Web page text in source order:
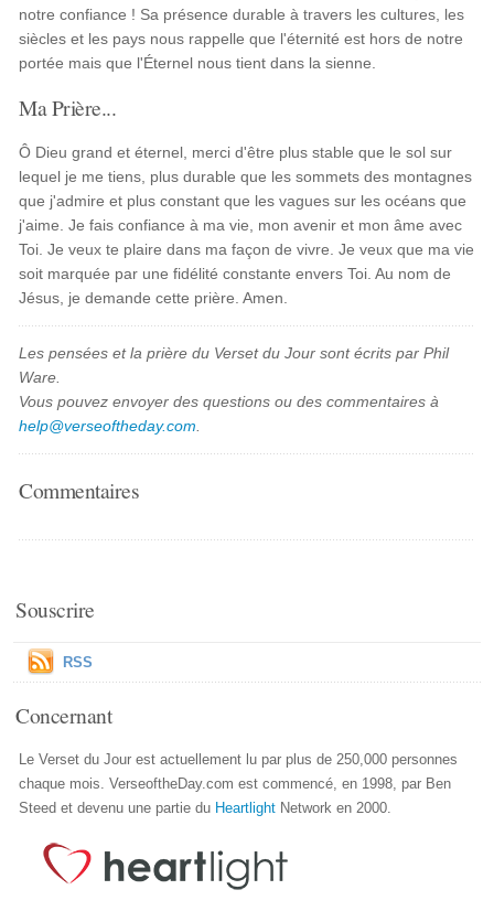
notre confiance ! Sa présence durable à travers les cultures, les
siècles et les pays nous rappelle que l'éternité est hors de notre
portée mais que l'Éternel nous tient dans la sienne.
Ma Prière...
Ô Dieu grand et éternel, merci d'être plus stable que le sol sur
lequel je me tiens, plus durable que les sommets des montagnes
que j'admire et plus constant que les vagues sur les océans que
j'aime. Je fais confiance à ma vie, mon avenir et mon âme avec
Toi. Je veux te plaire dans ma façon de vivre. Je veux que ma vie
soit marquée par une fidélité constante envers Toi. Au nom de
Jésus, je demande cette prière. Amen.
Les pensées et la prière du Verset du Jour sont écrits par Phil
Ware.
Vous pouvez envoyer des questions ou des commentaires à
help@verseoftheday.com
Commentaires
Souscrire
RSS
Concernant
Le Verset du Jour est actuellement lu par plus de 250,000 personnes
chaque mois. VerseoftheDay.com est commencé, en 1998, par Ben
Steed et devenu une partie du Heartlight Network en 2000.